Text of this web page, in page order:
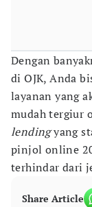
Dengan
di OJK, Anda
layanan yang
mudah tergiur
lendingyang
pinjol online
terhindar dari
Share Article